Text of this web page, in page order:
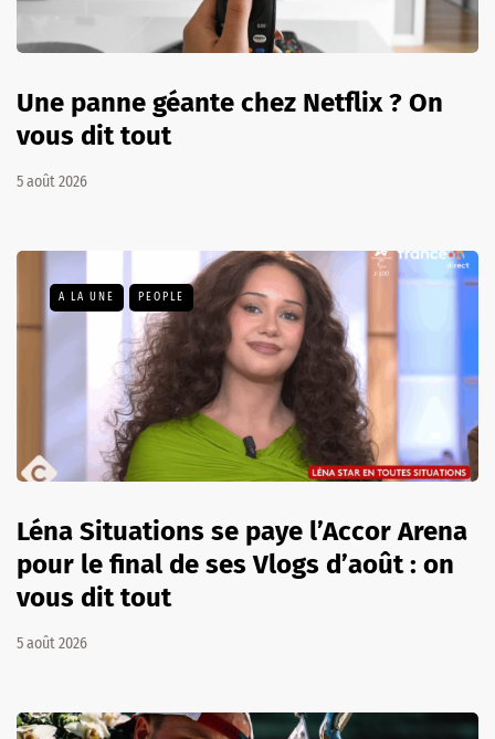
Une panne géante chez Netflix ? On
vous dit tout
5 août 2026
A LA UNE PEOPLE
Léna Situations se paye l’Accor Arena
pour le final de ses Vlogs d’août : on
vous dit tout
5 août 2026